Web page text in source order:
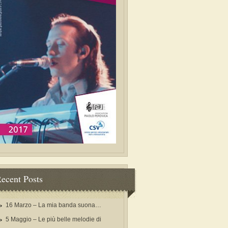
Posts
16 Marzo – La mia banda suona…
5 Maggio – Le più belle melodie di